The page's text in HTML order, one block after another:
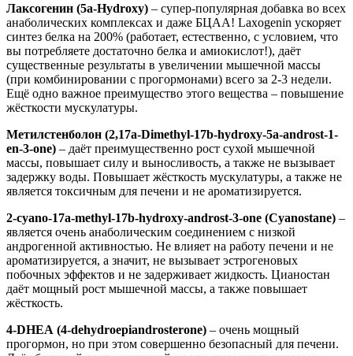
Лаксогенин (5a-Hydroxy) – супер-популярная добавка во всех
анаболических комплексах и даже БЦАА! Laxogenin ускоряет
синтез белка на 200% (работает, естественно, с условием, что
вы потребляете достаточно белка и амиокислот!), даёт
существенные результаты в увеличении мышечной массы
(при комбинировании с прогормонами) всего за 2-3 недели.
Ещё одно важное преимущество этого вещества – повышение
жёсткости мускулатуры.
Метилстенболон (2,17a-Dimethyl-17b-hydroxy-5a-androst-1-
en-3-one) – даёт преимущественно рост сухой мышечной
массы, повышает силу и выносливость, а также не вызывает
задержку воды. Повышает жёсткость мускулатуры, а также не
является токсичным для печени и не ароматизируется.
2-cyano-17a-methyl-17b-hydroxy-androst-3-one (Cyanostane) –
является очень анаболическим соединением с низкой
андрогенной активностью. Не влияет на работу печени и не
ароматизируется, а значит, не вызывает эстрогеновых
побочных эффектов и не задерживает жидкость. Цианостан
даёт мощный рост мышечной массы, а также повышает
жёсткость.
4-DHEA (4-dehydroepiandrosterone) – очень мощный
прогормон, но при этом совершенно безопасный для печени.